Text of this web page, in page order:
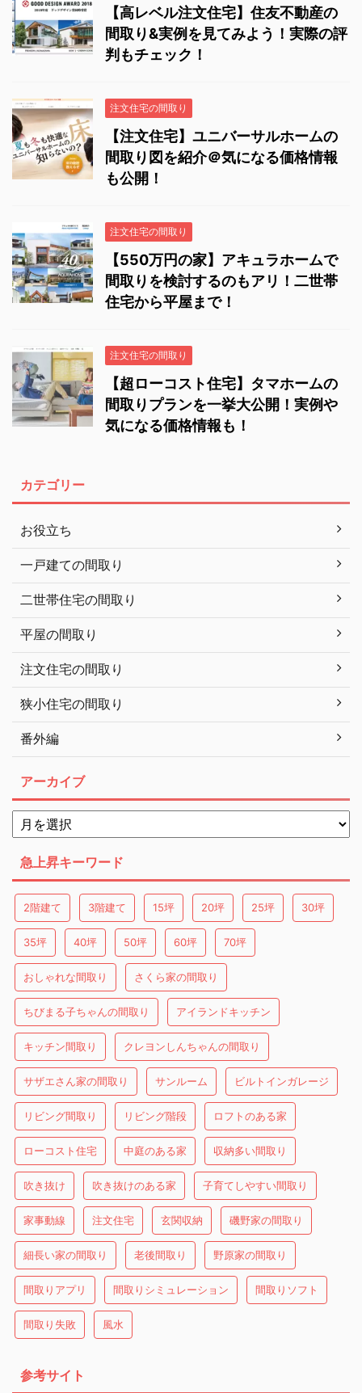
【高レベル注文住宅】住友不動産の
間取り&実例を見てみよう！実際の評
判もチェック！
注文住宅の間取り
【注文住宅】ユニバーサルホームの
間取り図を紹介＠気になる価格情報
も公開！
注文住宅の間取り
【550万円の家】アキュラホームで
間取りを検討するのもアリ！二世帯
住宅から平屋まで！
注文住宅の間取り
【超ローコスト住宅】タマホームの
間取りプランを一挙大公開！実例や
気になる価格情報も！
カテゴリー
お役立ち
一戸建ての間取り
二世帯住宅の間取り
平屋の間取り
注文住宅の間取り
狭小住宅の間取り
番外編
アーカイブ
急上昇キーワード
2階建て 3階建て 15坪 20坪 25坪 30坪
35坪 40坪 50坪 60坪 70坪
おしゃれな間取り さくら家の間取り
ちびまる子ちゃんの間取り アイランドキッチン
キッチン間取り クレヨンしんちゃんの間取り
サザエさん家の間取り サンルーム ビルトインガレージ
リビング間取り リビング階段 ロフトのある家
ローコスト住宅 中庭のある家 収納多い間取り
吹き抜け 吹き抜けのある家 子育てしやすい間取り
家事動線 注文住宅 玄関収納 磯野家の間取り
細長い家の間取り 老後間取り 野原家の間取り
間取りアプリ 間取りシミュレーション 間取りソフト
間取り失敗 風水
参考サイト